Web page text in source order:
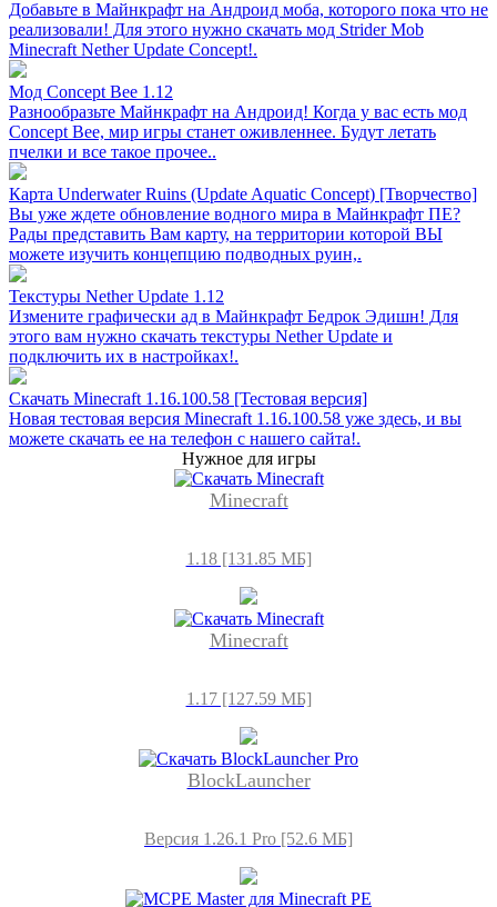
Добавьте в Майнкрафт на Андроид моба, которого пока что не
реализовали! Для этого нужно скачать мод Strider Mob
Minecraft Nether Update Concept!.
Мод Concept Bee 1.12
Разнообразьте Майнкрафт на Андроид! Когда у вас есть мод
Concept Bee, мир игры станет оживленнее. Будут летать
пчелки и все такое прочее..
Карта Underwater Ruins (Update Aquatic Concept) [Творчество]
Вы уже ждете обновление водного мира в Майнкрафт ПЕ?
Рады представить Вам карту, на территории которой ВЫ
можете изучить концепцию подводных руин,.
Текстуры Nether Update 1.12
Измените графически ад в Майнкрафт Бедрок Эдишн! Для
этого вам нужно скачать текстуры Nether Update и
подключить их в настройках!.
Скачать Minecraft 1.16.100.58 [Тестовая версия]
Новая тестовая версия Minecraft 1.16.100.58 уже здесь, и вы
можете скачать ее на телефон с нашего сайта!.
Нужное для игры
Minecraft
1.18 [131.85 МБ]
Minecraft
1.17 [127.59 МБ]
BlockLauncher
Версия 1.26.1 Pro [52.6 МБ]